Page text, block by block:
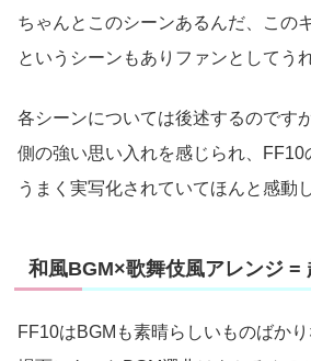
ちゃんとこのシーンあるんだ、この
というシーンもありファンとしてう
各シーンについては後述するのです
側の強い思い入れを感じられ、FF10
うまく実写化されていてほんと感動
和風BGM×歌舞伎風アレンジ =
FF10はBGMも素晴らしいものばか